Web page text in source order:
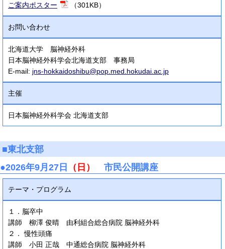
ご案内ポスター （301KB）
お問い合わせ
北海道大学 脳神経外科
日本脳神経外科学会北海道支部 事務局
E-mail: jns-hokkaidoshibu@pop.med.hokudai.ac.jp
主催
日本脳神経外科学会 北海道支部
■東北支部
●2026年9月27日
（日） 市民公開講座
テーマ・プログラム
１．脳卒中
講師 柳澤 俊晴 由利組合総合病院 脳神経外科
２． 慢性頭痛
講師 小田 正哉 中通総合病院 脳神経外科